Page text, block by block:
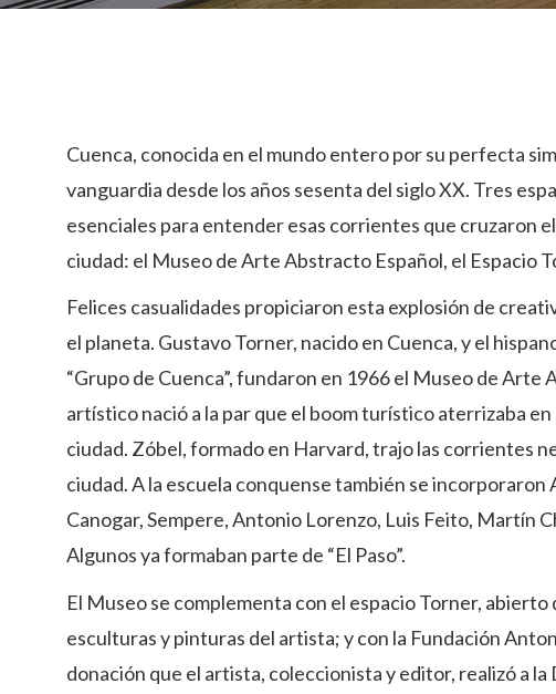
Cuenca, conocida en el mundo entero por su perfecta
vanguardia desde los años sesenta del siglo XX. Tres
esenciales para entender esas corrientes que cruzaron
ciudad: el Museo de Arte Abstracto Español, el Espacio
Felices casualidades propiciaron esta explosión de
el planeta. Gustavo Torner, nacido en Cuenca, y el
“Grupo de Cuenca”, fundaron en 1966 el Museo de Arte
artístico nació a la par que el boom turístico aterrizaba
ciudad. Zóbel, formado en Harvard, trajo las corrientes
ciudad. A la escuela conquense también se
Canogar, Sempere, Antonio Lorenzo, Luis Feito, Martín
Algunos ya formaban parte de “El Paso”.
El Museo se complementa con el espacio Torner,
esculturas y pinturas del artista; y con la Fundación
donación que el artista, coleccionista y editor, realizó a